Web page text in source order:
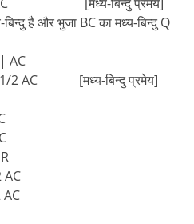
है और भुजा BC का मध्य-बिन्दु Q
बिन्दु प्रमेय]